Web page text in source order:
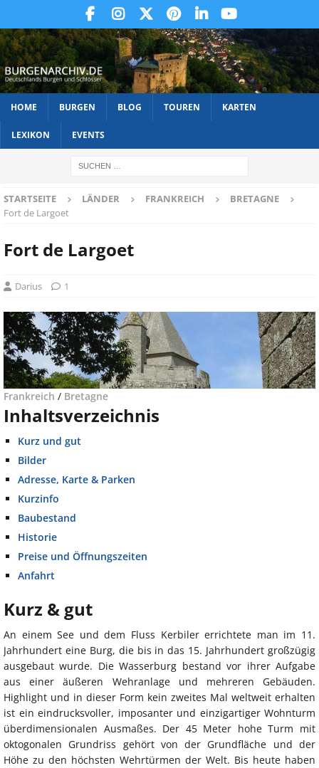
HOME BURGEN BLOG TOUREN KARTEN
LEXIKON EVENTS
STARTSEITE LÄNDER FRANKREICH
BRETAGNE
Fort de Largoet
Fort de Largoet
Darius 1
Frankreich / Bretagne
Inhaltsverzeichnis
Kurz und gut
Bilder
Adresse, Karte & Parken
Kurzinfo
Baubestand
Historie
Preise und Öffnungszeiten
Anfahrt
Kurz & gut
An einem See und dem Fluss Kerbiler errichtete man im 11.
Jahrhundert eine Burg, die bis in das 15. Jahrhundert großzügig
ausgebaut wurde. Die Wasserburg bestand vor ihrer Aufgabe
aus einer äußeren Wehranlage und mehreren Gebäuden.
Highlight und in dieser Form kein zweites Mal weltweit erhalten
ist ein eindrucksvoller, imposanter und einzigartiger Wohnturm
überdimensionalen Ausmaßes. Der 45 Meter hohe Turm mit
oktogonalen Grundriss gehört von der Grundfläche und der
Höhe zu den höchsten Wehrtürmen der Welt. Bis heute haben